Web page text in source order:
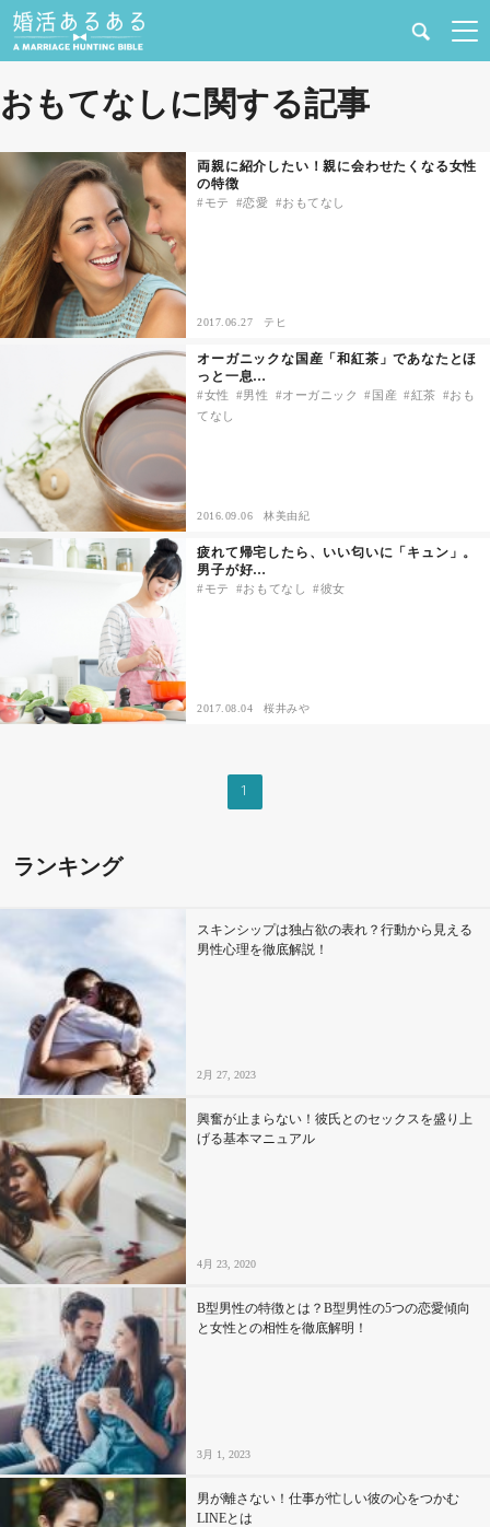
健康
恋愛の悩み
出会い
合コン・街コン
マッチングアプリ
結婚相談所
あるある
その他
仕事とキャリア
特集
セックスライフ
不倫・だめ男
心の処方箋
カルチャー・トレンド・芸能
驚き
おもてなしに関する記事
両親に紹介したい！親に会わせたくなる女性
の特徴
モテ 恋愛 おもてなし
2017.06.27 テヒ
オーガニックな国産「和紅茶」であなたとほ
っと一息…
女性 男性 オーガニック 国産 紅茶
おも
てなし
2016.09.06 林美由紀
疲れて帰宅したら、いい匂いに「キュン」。
男子が好…
モテ おもてなし 彼女
2017.08.04 桜井みや
1
ランキング
スキンシップは独占欲の表れ？行動から見える
男性心理を徹底解説！
2月 27, 2023
興奮が止まらない！彼氏とのセックスを盛り上
げる基本マニュアル
4月 23, 2020
B型男性の特徴とは？B型男性の5つの恋愛傾向
と女性との相性を徹底解明！
3月 1, 2023
男が離さない！仕事が忙しい彼の心をつかむ
LINEとは